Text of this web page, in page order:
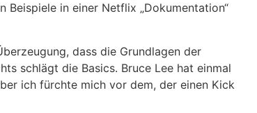
Beispiele in einer Netflix „Dokumentation“
dass die Grundlagen der
schlägt die Basics. Bruce Lee hat einmal
ich fürchte mich vor dem, der einen Kick